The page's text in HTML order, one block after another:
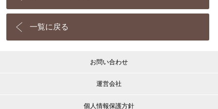
一覧に戻る
お問い合わせ
運営会社
個人情報保護方針